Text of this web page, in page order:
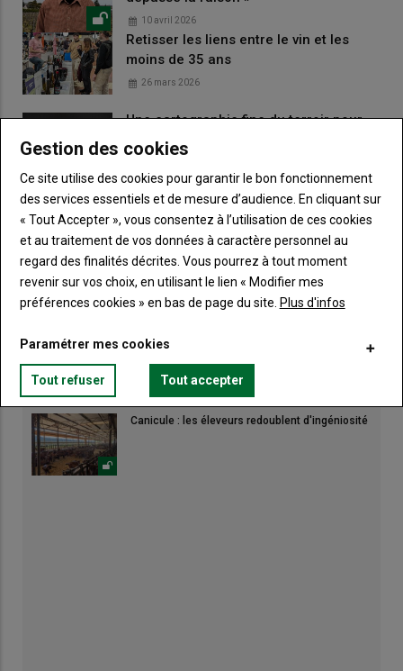
10 avril 2026
Retisser les liens entre le vin et les
moins de 35 ans
26 mars 2026
Une cartographie fine du terroir pour
guider les choix viticoles
Projet Recouvertt : favoriser la montée
en compétences des couverts
11 décembre 2025
LES PLUS LUS
Bouge ton Bled invite la culture à la campagne
Canicule : les éleveurs redoublent d'ingéniosité
Gestion des cookies
Ce site utilise des cookies pour garantir le bon fonctionnement
des services essentiels et de mesure d’audience. En cliquant sur
« Tout Accepter », vous consentez à l’utilisation de ces cookies
et au traitement de vos données à caractère personnel au
regard des finalités décrites. Vous pourrez à tout moment
revenir sur vos choix, en utilisant le lien « Modifier mes
préférences cookies » en bas de page du site. Plus d'infos
Paramétrer mes cookies
Tout refuser Tout accepter